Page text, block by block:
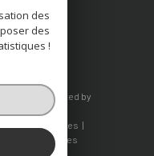
powered by
Mentions légales
Cookies
des
des
!